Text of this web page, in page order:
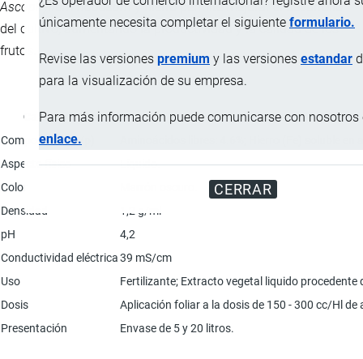
únicamente necesita completar el siguiente formulario.
Revise las versiones premium y las versiones estandar
para la visualización de su empresa.
Para más información puede comunicarse con nosotros
enlace.
CERRAR
Ascophyllum nodosum y hierro permite mejorar el desarrollo
del cultivo, aumentando la productividad y la calidad de los
frutos.
Característica
Composición (p/p)
Aspecto físico
Líquido.
Color
Densidad
1,2 g/ml
pH
4,2
Conductividad eléctrica39 mS/cm
Uso
Fertilizante; Extracto vegetal liquido
Dosis
Aplicación foliar a la dosis de 150 - 300 cc/Hl
Presentación
Envase de 5 y 20 litros.